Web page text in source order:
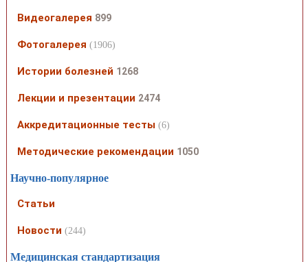
Видеогалерея 899
Фотогалерея (1906)
Истории болезней 1268
Лекции и презентации 2474
Аккредитационные тесты (6)
Методические рекомендации 1050
Научно-популярное
Статьи
Новости (244)
Медицинская стандартизация